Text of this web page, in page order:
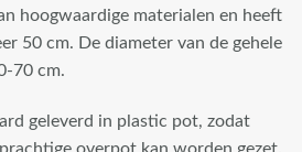
hoogwaardige materialen en heeft
50 cm. De diameter van de gehele
70 cm.
geleverd in plastic pot, zodat